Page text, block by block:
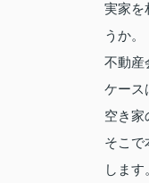
実家を
うか。
不動産
ケース
空き家
そこで
します